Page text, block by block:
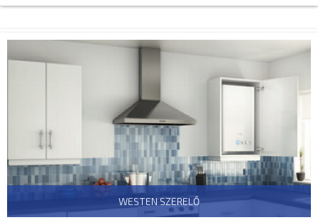
WESTEN SZERELŐ